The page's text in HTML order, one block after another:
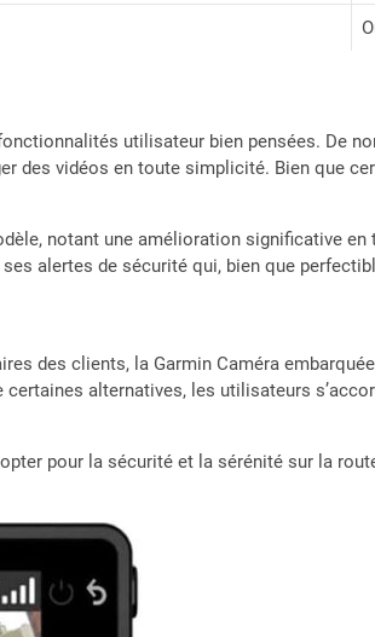
utilisateur bien pensées. De
des vidéos en toute simplicité. Bien que
notant une amélioration significative
alertes de sécurité qui, bien que
des clients, la Garmin Caméra
alternatives, les utilisateurs
pour la sécurité et la sérénité sur la